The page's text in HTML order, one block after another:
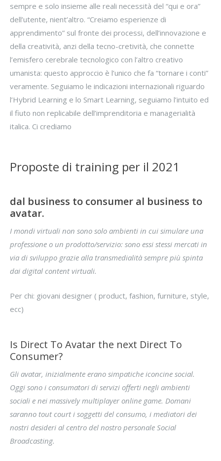
sempre e solo insieme alle reali necessità del “qui e ora”
dell’utente, nient’altro. “Creiamo esperienze di
apprendimento” sul fronte dei processi, dell’innovazione e
della creatività, anzi della tecno-cretività, che connette
l’emisfero cerebrale tecnologico con l’altro creativo
umanista: questo approccio è l’unico che fa “tornare i conti”
veramente. Seguiamo le indicazioni internazionali riguardo
l’Hybrid Learning e lo Smart Learning, seguiamo l’intuito ed
il fiuto non replicabile dell’imprenditoria e managerialità
italica. Ci crediamo
Proposte di training per il 2021
dal business to consumer al business to
avatar.
I mondi virtuali non sono solo ambienti in cui simulare una
professione o un prodotto/servizio: sono essi stessi mercati in
via di sviluppo grazie alla transmedialità sempre più spinta
dai digital content virtuali.
Per chi: giovani designer ( product, fashion, furniture, style,
ecc)
Is Direct To Avatar the next Direct To
Consumer?
Gli avatar, inizialmente erano simpatiche iconcine social.
Oggi sono i consumatori di servizi offerti negli ambienti
sociali e nei massively multiplayer online game. Domani
saranno tout court i soggetti del consumo, i mediatori dei
nostri desideri al centro del nostro personale Social
Broadcasting.